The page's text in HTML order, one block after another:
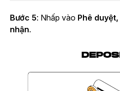
Bước 5: Nhấp vào Phê duyệt,
nhận.